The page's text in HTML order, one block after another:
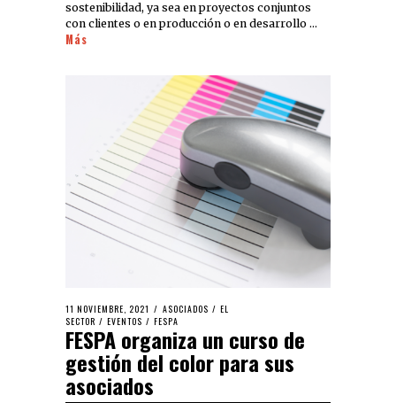
sostenibilidad, ya sea en proyectos conjuntos
con clientes o en producción o en desarrollo …
Más
11 NOVIEMBRE, 2021 ASOCIADOS / EL
SECTOR / EVENTOS / FESPA
FESPA organiza un curso de
gestión del color para sus
asociados